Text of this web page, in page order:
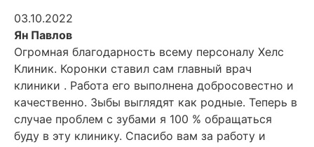
03.10.2022
Ян Павлов
Огромная благодарность всему персоналу Хелс
Клиник. Коронки ставил сам главный врач
клиники . Работа его выполнена добросовестно и
качественно. Зыбы выглядят как родные. Теперь в
случае проблем с зубами я 100 % обращаться
буду в эту клинику. Спасибо вам за работу и